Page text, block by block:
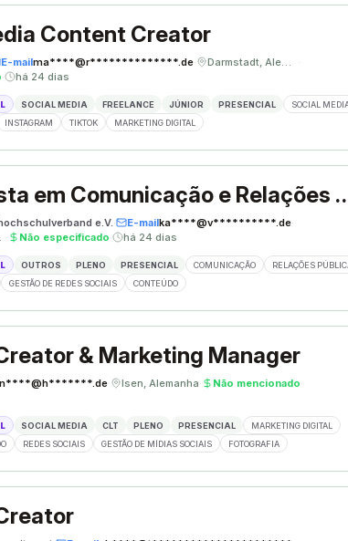
Content Creator
E-mailma****@r**************.de· Darmstadt, Alemanha
·
· há 24 dias
SOCIAL MEDIA FREELANCE JÚNIOR PRESENCIAL
SOCIAL
INSTAGRAM TIKTOK MARKETING DIGITAL
Especialista em
e.V.· E-mailka****@v**********.de·
· Não especificado· há 24 dias
OUTROS PLENO PRESENCIAL COMUNICAÇÃO
RELAÇÕES
GESTÃO DE REDES SOCIAIS CONTEÚDO
& Marketing Manager
· Isen, Alemanha· Não mencionado·
SOCIAL MEDIA CLT PLENO PRESENCIAL
MARKETING DIGITAL
REDES SOCIAIS GESTÃO DE MÍDIAS SOCIAIS FOTOGRAFIA